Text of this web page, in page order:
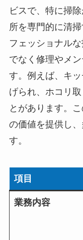
ビスで、特に掃
所を専門的に清
フェッショナル
でなく修理やメ
す。例えば、キ
げられ、ホコリ
とがあります。
の価値を提供し
す。
項目
業務内容